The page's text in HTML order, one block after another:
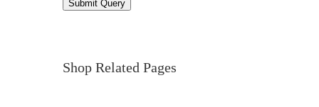
Shop Related Pages